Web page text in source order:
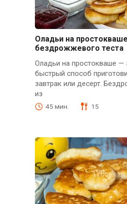
Оладьи на
бездрожжевого теста
Оладьи на простокваше —
быстрый способ
завтрак или десерт.
из
45 мин. 15